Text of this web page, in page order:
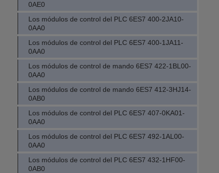
0AE0
Los módulos de control del PLC 6ES7 400-2JA10-
0AA0
Los módulos de control del PLC 6ES7 400-1JA11-
0AA0
Los módulos de control de mando 6ES7 422-1BL00-
0AA0
Los módulos de control de mando 6ES7 412-3HJ14-
0AB0
Los módulos de control del PLC 6ES7 407-0KA01-
0AA0
Los módulos de control del PLC 6ES7 492-1AL00-
0AA0
Los módulos de control del PLC 6ES7 432-1HF00-
0AB0